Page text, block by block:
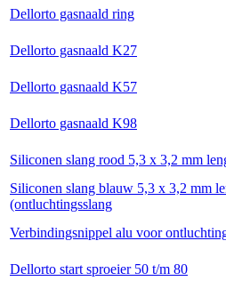
Dellorto gasnaald ring
Dellorto gasnaald K27
Dellorto gasnaald K57
Dellorto gasnaald K98
Siliconen slang rood 5,3 x 3,2 mm
Siliconen slang blauw 5,3 x 3,2 mm
(ontluchtingsslang
Verbindingsnippel alu voor
Dellorto start sproeier 50 t/m 80